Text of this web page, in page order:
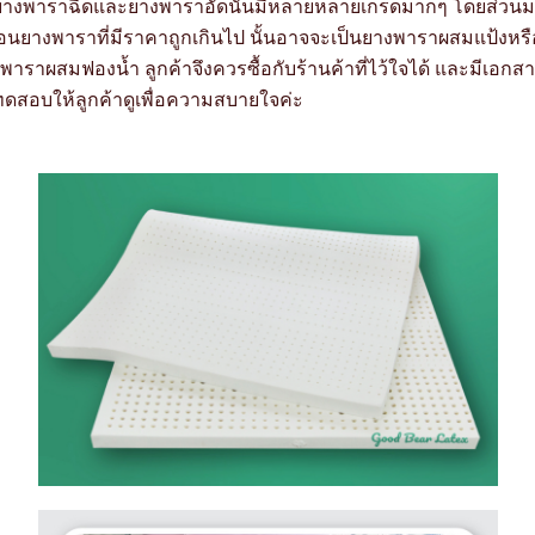
งพาราฉีดและยางพาราอัดนั้นมีหลายหลายเกรดมากๆ โดยส่วน
ยางพาราที่มีราคาถูกเกินไป นั้นอาจจะเป็นยางพาราผสมแป้งห
พาราผสมฟองน้ำ ลูกค้าจึงควรซื้อกับร้านค้าที่ไว้ใจได้ และมีเอกส
ดสอบให้ลูกค้าดูเพื่อความสบายใจค่ะ